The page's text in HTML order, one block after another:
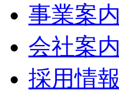
事業案内
会社案内
採用情報